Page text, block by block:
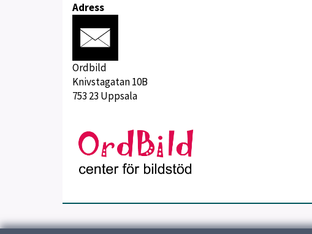
Adress
Ordbild
Knivstagatan 10B
753 23 Uppsala